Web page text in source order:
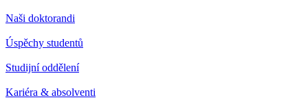
Naši doktorandi
Úspěchy studentů
Studijní oddělení
Kariéra & absolventi